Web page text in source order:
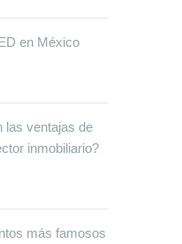
en México
las ventajas de
inmobiliario?
más famosos